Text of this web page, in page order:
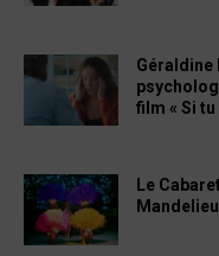
Géraldine
film « Si
Le
Mandelieu